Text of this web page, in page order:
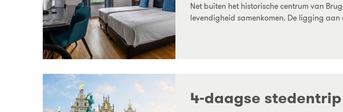
Net buiten het historische centrum van
levendigheid samenkomen. De ligging
4-daagse